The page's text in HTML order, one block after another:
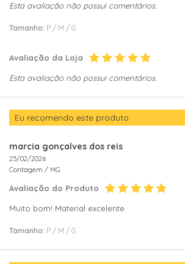
Esta avaliação não possui comentários.
Tamanho: P / M / G
Avaliação da Loja
Esta avaliação não possui comentários.
Eu recomendo este produto
marcia gonçalves dos reis
25/02/2026
Contagem / MG
Avaliação do Produto
Muito bom! Material excelente
Tamanho: P / M / G